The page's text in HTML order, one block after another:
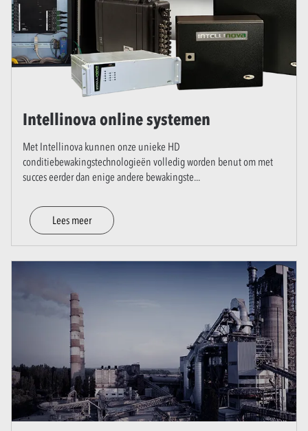
Intellinova online systemen
Met Intellinova kunnen onze unieke HD
conditiebewakingstechnologieën volledig worden benut om met
succes eerder dan enige andere bewakingste...
Lees meer